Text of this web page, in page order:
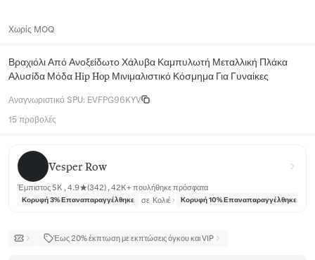
Χωρίς MOQ
Βραχιόλι Από Ανοξείδωτο Χάλυβα Καμπυλωτή Μεταλλική Πλάκα
Αλυσίδα Μόδα Hip Hop Μινιμαλιστικό Κόσμημα Για Γυναίκες
Αναγνωριστικό SPU: EVFPG96KYV
15 προβολές
Vesper Row
Vesper Row
Έμπιστος 5K , 4.9★(342) , 42K+ πουλήθηκε πρόσφατα
Κορυφή 3% Επαναπαραγγέλθηκε σε Κολιέ Κορυφή 10% Επαναπαραγγέλθηκε
Έως 20% έκπτωση με εκπτώσεις όγκου και VIP